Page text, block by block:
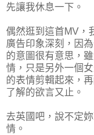
先讓我休息一下。
偶然逛到這首MV，
廣告印象深刻，因
的意圖很有意思，
情，只是另外一個
的表情剪輯起來，
了解的欲言又止。
去英國吧，說不定
情。